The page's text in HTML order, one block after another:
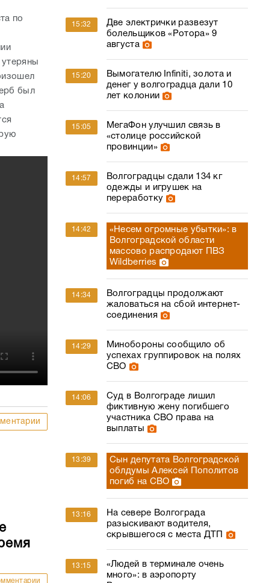
по
был
15:32
Две электрички развезут
болельщиков «Ротора» 9
августа
15:20
Вымогателю Infiniti, золота и
денег у волгоградца дали 10
лет колонии
15:05
МегаФон улучшил связь в
«столице российской
провинции»
14:57
Волгоградцы сдали 134 кг
одежды и игрушек на
переработку
14:42
«Несем огромные убытки»: в
Волгоградской области
массово распродают ПВЗ
Wildberries
14:34
Волгоградцы продолжают
жаловаться на сбой интернет-
соединения
14:29
Минобороны сообщило об
успехах группировок на полях
СВО
14:06
Суд в Волгограде лишил
фиктивную жену погибшего
участника СВО права на
выплаты
13:39
Сын депутата Волгоградской
облдумы Алексей Пополитов
погиб на СВО
13:16
На севере Волгограда
разыскивают водителя,
скрывшегося с места ДТП
13:15
«Людей в терминале очень
много»: в аэропорту